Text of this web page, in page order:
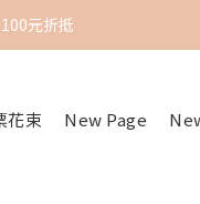
元折抵
花束 New Page